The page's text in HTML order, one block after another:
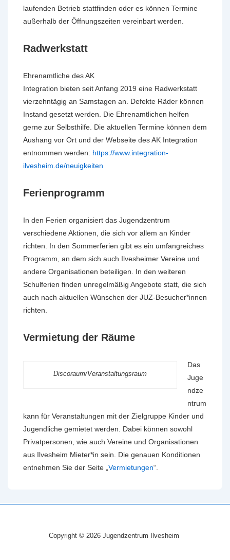
laufenden Betrieb stattfinden oder es können Termine
außerhalb der Öffnungszeiten vereinbart werden.
Radwerkstatt
Ehrenamtliche des AK
Integration bieten seit Anfang 2019 eine Radwerkstatt
vierzehntägig an Samstagen an. Defekte Räder können
Instand gesetzt werden. Die Ehrenamtlichen helfen
gerne zur Selbsthilfe. Die aktuellen Termine können dem
Aushang vor Ort und der Webseite des AK Integration
entnommen werden: https://www.integration-
ilvesheim.de/neuigkeiten
Ferienprogramm
In den Ferien organisiert das Jugendzentrum
verschiedene Aktionen, die sich vor allem an Kinder
richten. In den Sommerferien gibt es ein umfangreiches
Programm, an dem sich auch Ilvesheimer Vereine und
andere Organisationen beteiligen. In den weiteren
Schulferien finden unregelmäßig Angebote statt, die sich
auch nach aktuellen Wünschen der JUZ-Besucher*innen
richten.
Vermietung der Räume
Discoraum/Veranstaltungsraum
Das
Juge
ndze
ntrum
kann für Veranstaltungen mit der Zielgruppe Kinder und
Jugendliche gemietet werden. Dabei können sowohl
Privatpersonen, wie auch Vereine und Organisationen
aus Ilvesheim Mieter*in sein. Die genauen Konditionen
entnehmen Sie der Seite „ Vermietungen“.
Copyright © 2026 Jugendzentrum Ilvesheim